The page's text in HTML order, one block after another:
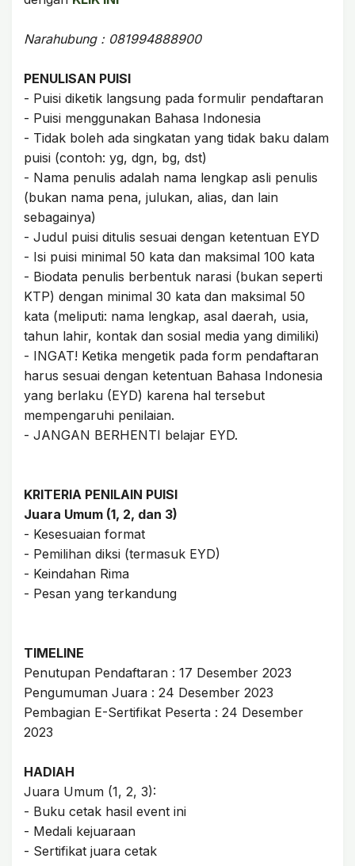
Narahubung : 081994888900
PENULISAN PUISI
- Puisi diketik langsung pada formulir pendaftaran
- Puisi menggunakan Bahasa Indonesia
- Tidak boleh ada singkatan yang tidak baku dalam
puisi (contoh: yg, dgn, bg, dst)
- Nama penulis adalah nama lengkap asli penulis
(bukan nama pena, julukan, alias, dan lain
sebagainya)
- Judul puisi ditulis sesuai dengan ketentuan EYD
- Isi puisi minimal 50 kata dan maksimal 100 kata
- Biodata penulis berbentuk narasi (bukan seperti
KTP) dengan minimal 30 kata dan maksimal 50
kata (meliputi: nama lengkap, asal daerah, usia,
tahun lahir, kontak dan sosial media yang dimiliki)
- INGAT! Ketika mengetik pada form pendaftaran
harus sesuai dengan ketentuan Bahasa Indonesia
yang berlaku (EYD) karena hal tersebut
mempengaruhi penilaian.
- JANGAN BERHENTI belajar EYD.
KRITERIA PENILAIN PUISI
Juara Umum (1, 2, dan 3)
- Kesesuaian format
- Pemilihan diksi (termasuk EYD)
- Keindahan Rima
- Pesan yang terkandung
TIMELINE
Penutupan Pendaftaran : 17 Desember 2023
Pengumuman Juara : 24 Desember 2023
Pembagian E-Sertifikat Peserta : 24 Desember
2023
HADIAH
Juara Umum (1, 2, 3):
- Buku cetak hasil event ini
- Medali kejuaraan
- Sertifikat juara cetak